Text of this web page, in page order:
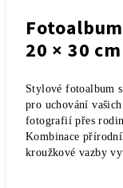
20 × 30 cm
Stylové fotoalbum
pro uchování
fotografií přes
Kombinace
kroužkové vazby